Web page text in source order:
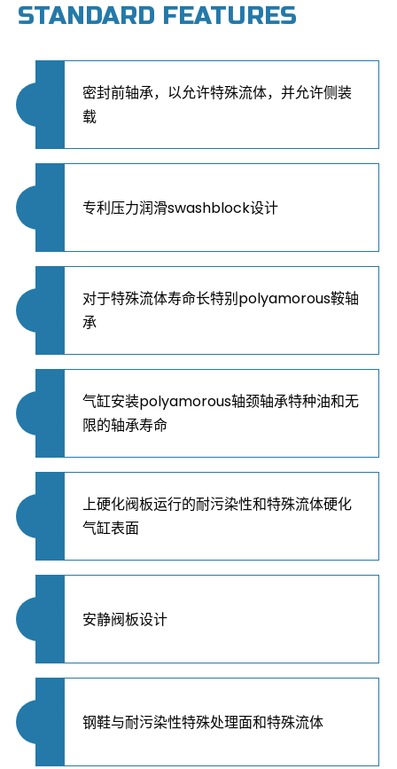
STANDARD FEATURES
密封前轴承，以允许特殊流体，并允许侧装
载
专利压力润滑swashblock设计
对于特殊流体寿命长特别polyamorous鞍轴
承
气缸安装polyamorous轴颈轴承特种油和无
限的轴承寿命
上硬化阀板运行的耐污染性和特殊流体硬化
气缸表面
安静阀板设计
钢鞋与耐污染性特殊处理面和特殊流体